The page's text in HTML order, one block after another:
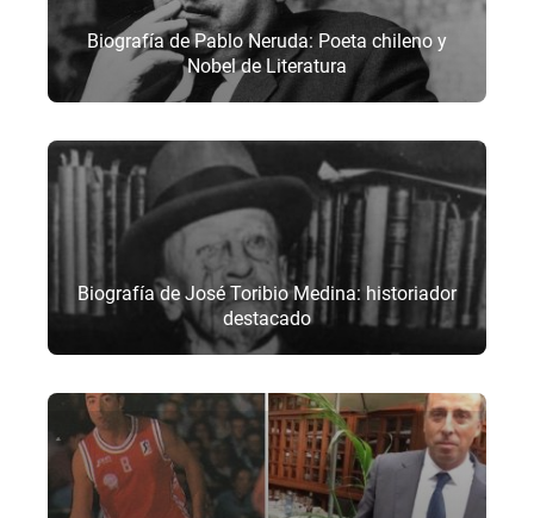
Biografía de Pablo Neruda: Poeta chileno y
Nobel de Literatura
Biografía de José Toribio Medina: historiador
destacado